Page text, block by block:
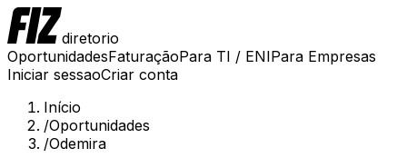
diretorio
OportunidadesFaturaçãoPara TI / ENIPara Empresas
Iniciar sessaoCriar conta
Início
/Oportunidades
/Odemira